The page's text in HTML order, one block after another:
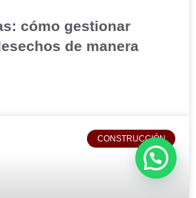
cómo gestionar
de manera
CONSTRUCCIÓN